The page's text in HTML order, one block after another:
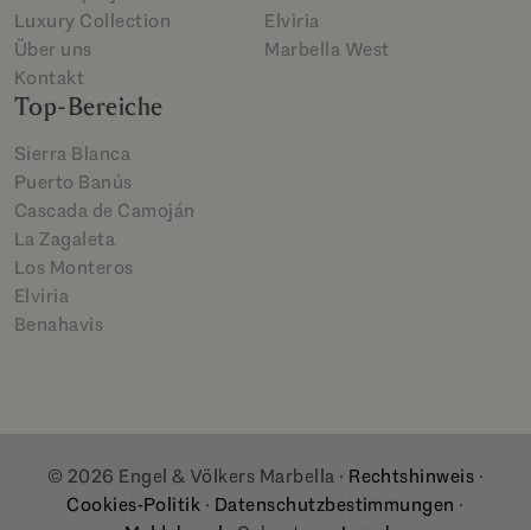
Luxury Collection
Über uns
Kontakt
Elviria
Marbella West
Top-Bereiche
Sierra Blanca
Puerto Banús
Cascada de Camoján
La Zagaleta
Los Monteros
Elviria
Benahavis
© 2026 Engel & Völkers Marbella · Rechtshinweis ·
Cookies-Politik · Datenschutzbestimmungen ·